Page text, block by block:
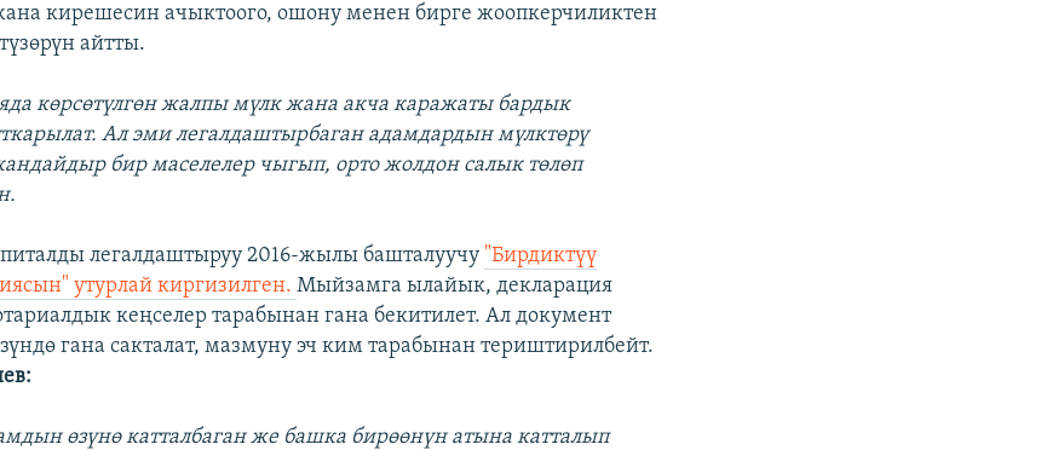
кирешесин ачыктоого, ошону менен бирге жоопкерчиликтен
айтты.
көрсөтүлгөн жалпы мүлк жана акча каражаты бардык
Ал эми легалдаштырбаган адамдардын мүлктөрү
бир маселелер чыгып, орто жолдон салык төлөп
легалдаштыруу 2016-жылы башталуучу "Бирдиктүү
утурлай киргизилген.Мыйзамга ылайык, декларация
кеңселер тарабынан гана бекитилет. Ал документ
гана сакталат, мазмуну эч ким тарабынан териштирилбейт.
өзүнө катталбаган же башка бирөөнүн атына катталып